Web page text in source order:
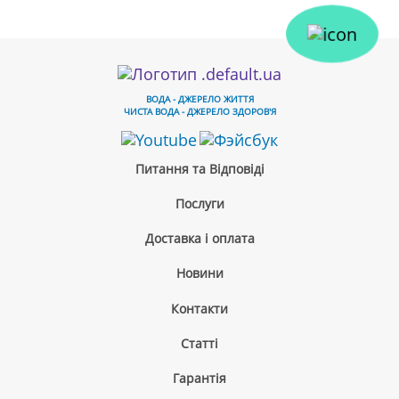
ВОДА - ДЖЕРЕЛО ЖИТТЯ
ЧИСТА ВОДА - ДЖЕРЕЛО ЗДОРОВ'Я
Питання та Відповіді
Послуги
Доставка і оплата
Новини
Контакти
Cтатті
Гарантія